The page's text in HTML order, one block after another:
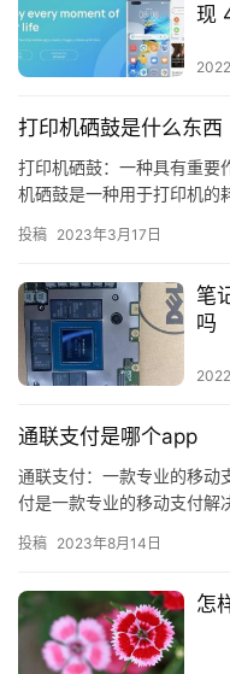
现
打印机硒鼓是什么东西
打印机硒鼓：一种具有重要
机硒鼓是一种用于打印机的
投稿 2023年3月17日
笔
吗
通联支付是哪个app
通联支付：一款专业的移动
付是一款专业的移动支付解
信、…
投稿 2023年8月14日
怎